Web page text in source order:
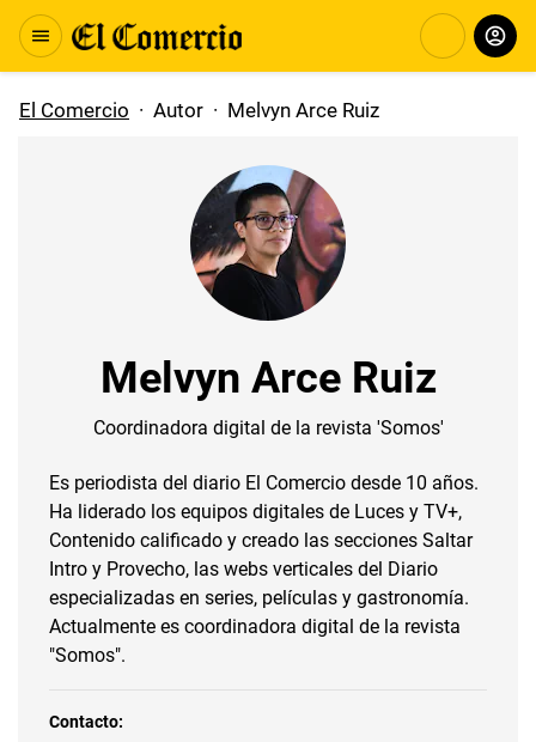
El Comercio · Autor · Melvyn Arce Ruiz
Melvyn Arce Ruiz
Coordinadora digital de la revista 'Somos'
Es periodista del diario El Comercio desde 10 años.
Ha liderado los equipos digitales de Luces y TV+,
Contenido calificado y creado las secciones Saltar
Intro y Provecho, las webs verticales del Diario
especializadas en series, películas y gastronomía.
Actualmente es coordinadora digital de la revista
"Somos".
Contacto: